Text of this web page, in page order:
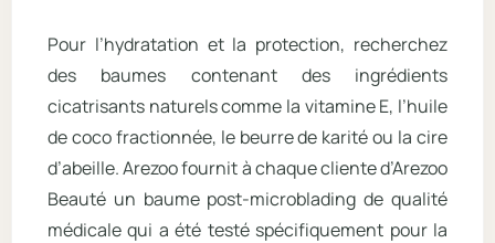
Pour l’hydratation et la protection, recherchez
des baumes contenant des ingrédients
cicatrisants naturels comme la vitamine E, l’huile
de coco fractionnée, le beurre de karité ou la cire
d’abeille. Arezoo fournit à chaque cliente d’Arezoo
Beauté un baume post-microblading de qualité
médicale qui a été testé spécifiquement pour la